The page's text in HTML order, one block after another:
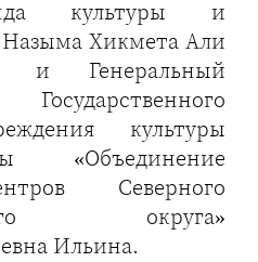
культуры и
Хикмета Али
и Генеральный
культуры
«Объединение
Северного
округа»
Ильина.